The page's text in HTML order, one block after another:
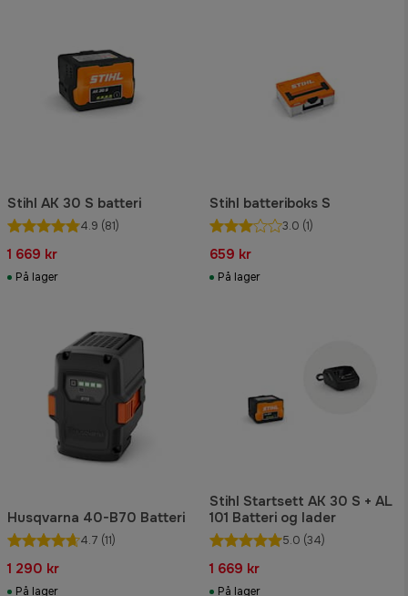
Stihl AK 30 S batteri
4.9 (81)
1 669 kr
På lager
Stihl batteriboks S
3.0 (1)
659 kr
På lager
Husqvarna 40-B70 Batteri
4.7 (11)
1 290 kr
På lager
Stihl Startsett AK 30 S + AL
101 Batteri og lader
5.0 (34)
1 669 kr
På lager